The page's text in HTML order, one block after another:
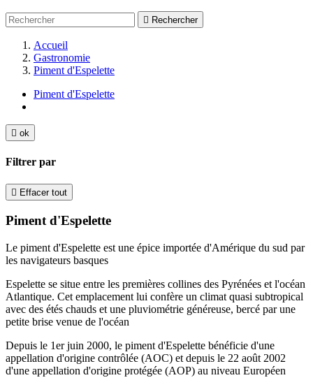
 Rechercher
Accueil
Gastronomie
Piment d'Espelette
Piment d'Espelette
 ok
Filtrer par
 Effacer tout
Piment d'Espelette
Le piment d'Espelette est une épice importée d'Amérique du sud par
les navigateurs basques
Espelette se situe entre les premières collines des Pyrénées et l'océan
Atlantique. Cet emplacement lui confère un climat quasi subtropical
avec des étés chauds et une pluviométrie généreuse, bercé par une
petite brise venue de l'océan
Depuis le 1er juin 2000, le piment d'Espelette bénéficie d'une
appellation d'origine contrôlée (AOC) et depuis le 22 août 2002
d'une appellation d'origine protégée (AOP) au niveau Européen